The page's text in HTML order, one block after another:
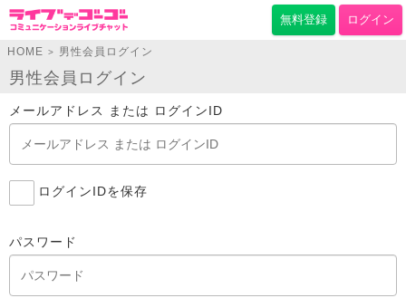
無料登録 ログイン
HOME > 男性会員ログイン
男性会員ログイン
メールアドレス または ログインID
ログインIDを保存
パスワード